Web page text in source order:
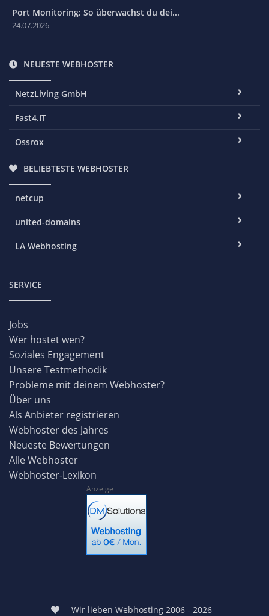
Port Monitoring: So überwachst du dei...
24.07.2026
NEUESTE WEBHOSTER
NetzLiving GmbH
Fast4.IT
Ossrox
BELIEBTESTE WEBHOSTER
netcup
united-domains
LA Webhosting
SERVICE
Jobs
Wer hostet wen?
Soziales Engagement
Unsere Testmethodik
Probleme mit deinem Webhoster?
Über uns
Als Anbieter registrieren
Webhoster des Jahres
Neueste Bewertungen
Alle Webhoster
Webhoster-Lexikon
Anzeige
Wir lieben Webhosting 2006 - 2026